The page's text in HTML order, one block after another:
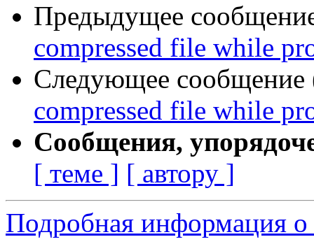
Предыдущее
compressed file while
Следующее сообщение
compressed file while
Сообщения,
[ теме ] [ автору ]
Подробная информация